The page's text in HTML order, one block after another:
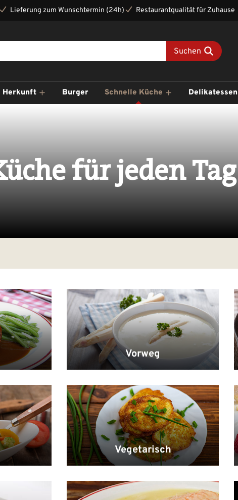
Lieferung zum Wunschtermin (24h) Restaurantqualität für Zuhause
Suchen
Herkunft Burger Schnelle Küche Delikatessen
für jeden Tag
Vorweg
Vegetarisch